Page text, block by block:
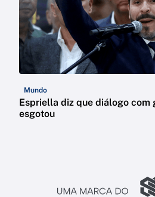
Mundo
Espriella diz que diálogo com
esgotou